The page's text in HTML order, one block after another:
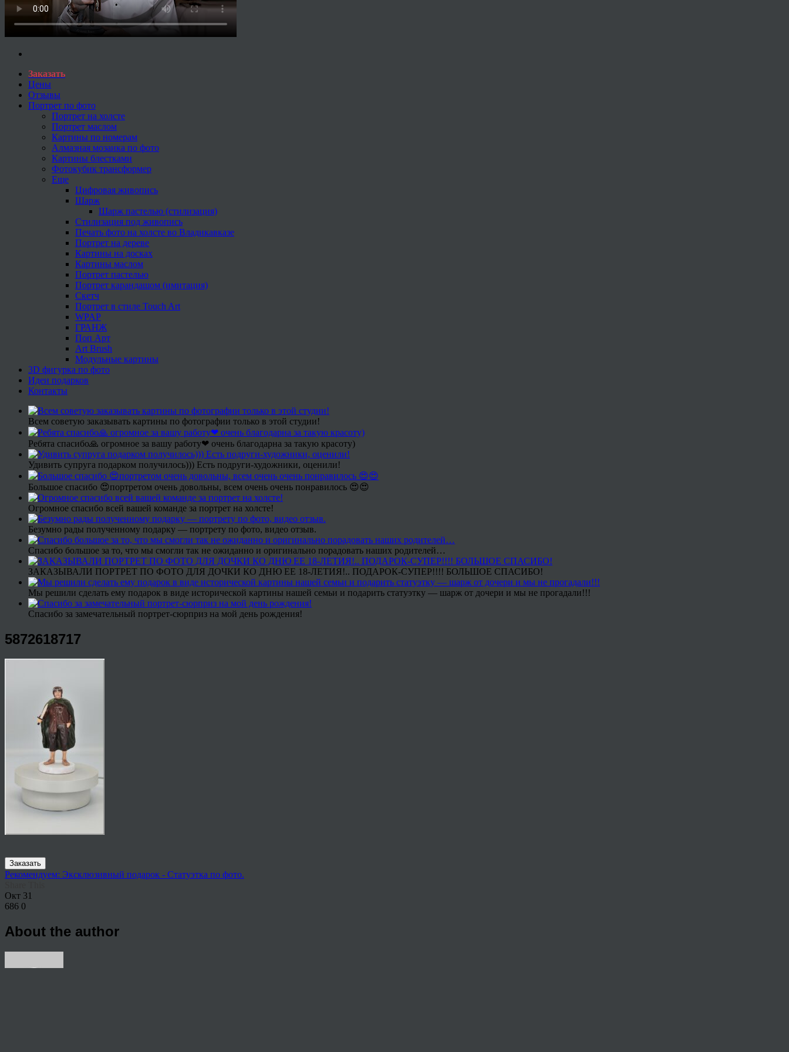
Заказать
Цены
Отзывы
Портрет по фото
Портрет на холсте
Портрет маслом
Картины по номерам
Алмазная мозаика по фото
Картины блестками
Фотокубик трансформер
Еще
Цифровая живопись
Шарж
Шарж пастелью (стилизация)
Стилизация под живопись
Печать фото на холсте во Владикавказе
Портрет на дереве
Картины на досках
Картины маслом
Портрет пастелью
Портрет карандашом (имитация)
Скетч
Портрет в стиле Touch Art
WPAP
ГРАНЖ
Поп Арт
Art Brush
Модульные картины
3D фигурка по фото
Идеи подарков
Контакты
Всем советую заказывать картины по фотографии только в этой студии!
Ребята спасибо🙏 огромное за вашу работу❤ очень благодарна за такую красоту)
Удивить супруга подарком получилось))) Есть подруги-художники, оценили!
Большое спасибо 😍портретом очень довольны, всем очень очень понравилось 😍😍
Огромное спасибо всей вашей команде за портрет на холсте!
Безумно рады полученному подарку — портрету по фото, видео отзыв.
Спасибо большое за то, что мы смогли так не ожиданно и оригинально порадовать наших родителей…
ЗАКАЗЫВАЛИ ПОРТРЕТ ПО ФОТО ДЛЯ ДОЧКИ КО ДНЮ ЕЕ 18-ЛЕТИЯ!.. ПОДАРОК-СУПЕР!!!! БОЛЬШОЕ СПАСИБО!
Мы решили сделать ему подарок в виде исторической картины нашей семьи и подарить статуэтку — шарж от дочери и мы не прогадали!!!
Спасибо за замечательный портрет-сюрприз на мой день рождения!
5872618717
Заказать
Рекомендуем: Эксклюзивный подарок - Статуэтка по фото.
Окт 31
686 0
About the author